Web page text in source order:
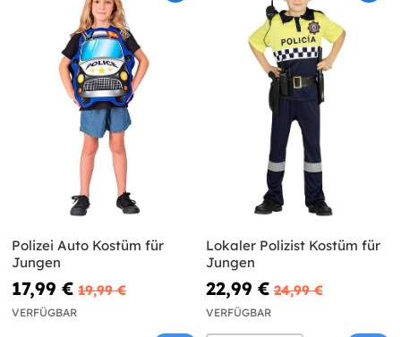
Polizei Auto Kostüm für
Jungen
17,99 € 19,99 €
VERFÜGBAR
Lokaler Polizist Kostüm für
Jungen
22,99 € 24,99 €
VERFÜGBAR